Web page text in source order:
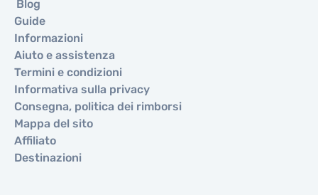
Blog
Guide
Informazioni
Aiuto e assistenza
Termini e condizioni
Informativa sulla privacy
Consegna, politica dei rimborsi
Mappa del sito
Affiliato
Destinazioni